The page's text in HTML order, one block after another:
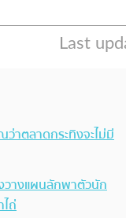
ตลาดกระทิงจะไม่มี
างแผนลักพาตัวนัก
ถ่